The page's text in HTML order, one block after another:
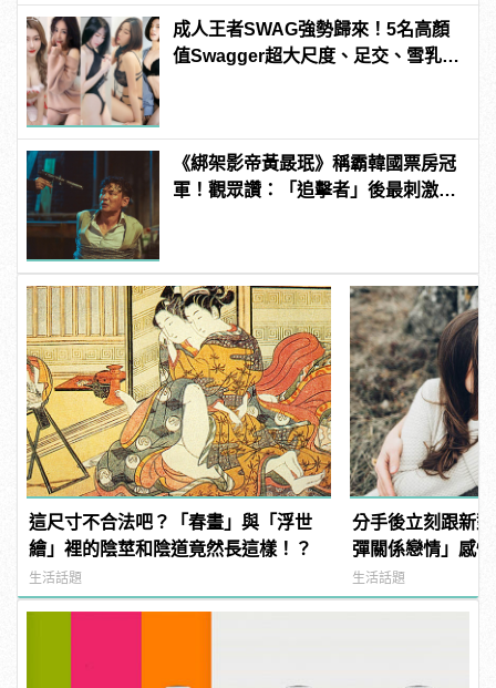
成人王者SWAG強勢歸來！5名高顏
值Swagger超大尺度、足交、雪乳、
《綁架影帝黃晸珉》稱霸韓國票房冠
軍！觀眾讚：「追擊者」後最刺激的
這尺寸不合法吧？「春畫」與「浮世
繪」裡的陰莖和陰道竟然長這樣！？
生活話題
分手後立刻跟新
彈關係戀情」感
生活話題